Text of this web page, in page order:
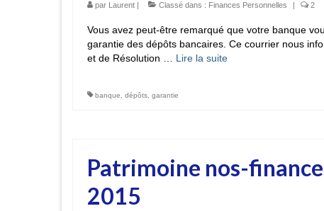
par Laurent Classé dans : Finances Personnelles 2
Vous avez peut-être remarqué que votre banque
garantie des dépôts bancaires. Ce courrier nous
et de Résolution … Lire la suite­­
banque, dépôts, garantie
Patrimoine nos-
2015